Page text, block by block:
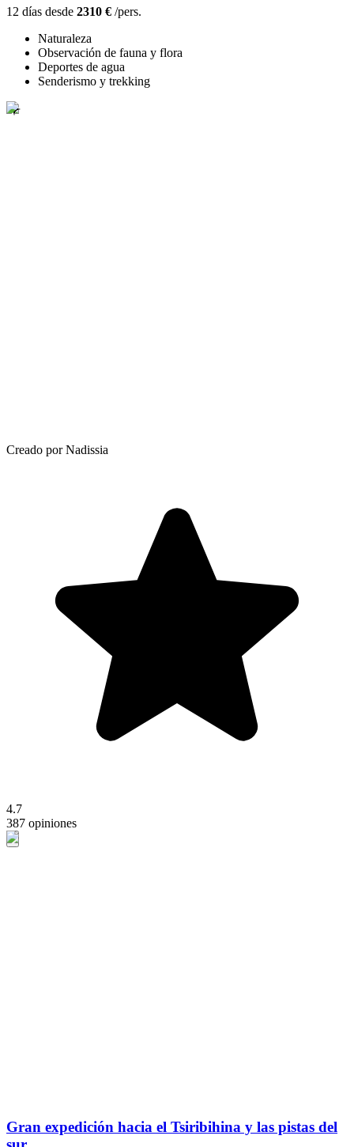
12 días desde 2310 € /pers.
Naturaleza
Observación de fauna y flora
Deportes de agua
Senderismo y trekking
Creado por Nadissia
4.7
387 opiniones
Gran expedición hacia el Tsiribihina y las pistas del